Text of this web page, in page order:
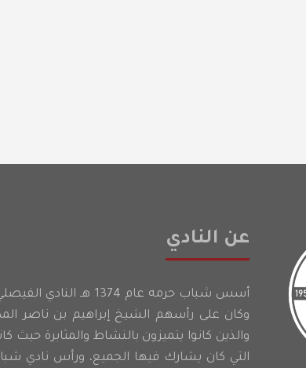
عن النادي
أسس شباب حرمه عام 1374
وكان على رأسهم الشيخ إبراهيم بن ناصر
والذين كانوا يتميزون بالنشاط والمثابرة حيث
التي كان يشارك فيها الجميع، ورأس نادي